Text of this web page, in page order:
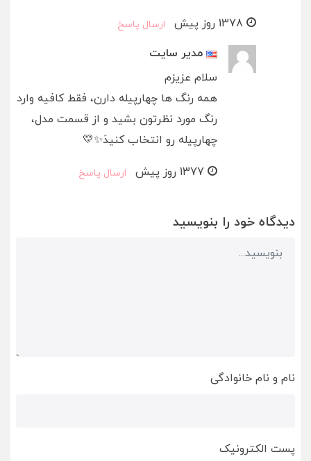
ارسال پاسخ
مدیر سایت
سلام عزیزم
همه رنگ ها چهارپیله دارن، فقط کافیه وارد
رنگ مورد نظرتون بشید و از قسمت مدل،
چهارپیله رو انتخاب کنیدَ✨💛
ارسال پاسخ
دیدگاه خود را بنویسید
نام و نام خانوادگی
پست الکترونیک